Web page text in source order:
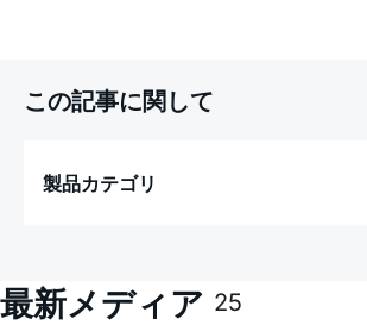
この記事に関して
製品カテゴリ
最新メディア 25